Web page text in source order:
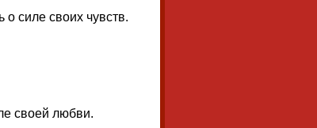
силе своих чувств.
своей любви.